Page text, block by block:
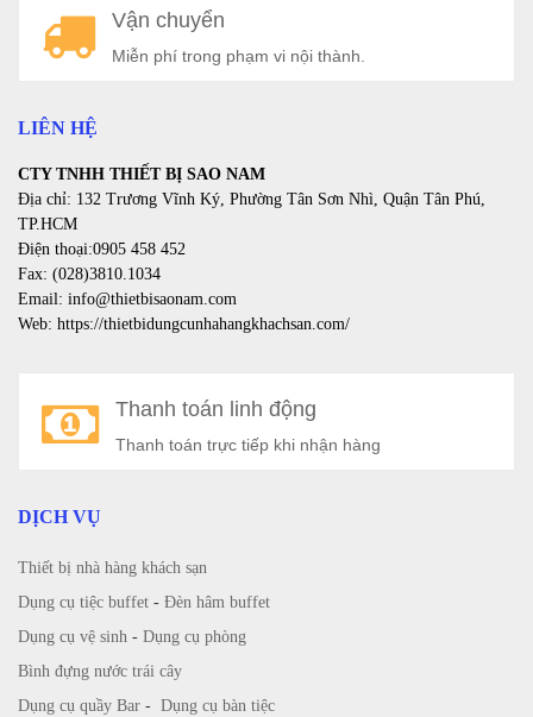
Vận chuyển
Miễn phí trong phạm vi nội thành.
LIÊN HỆ
CTY TNHH THIẾT BỊ SAO NAM
Địa chỉ: 132 Trương Vĩnh Ký, Phường Tân Sơn Nhì, Quận Tân Phú,
TP.HCM
Điện thoại:0905 458 452
Fax: (028)3810.1034
Email: info@thietbisaonam.com
Web: https://thietbidungcunhahangkhachsan.com/
Thanh toán linh động
Thanh toán trực tiếp khi nhận hàng
DỊCH VỤ
Thiết bị nhà hàng khách sạn
Dụng cụ tiệc buffet - Đèn hâm buffet
Dụng cụ vệ sinh - Dụng cụ phòng
Bình đựng nước trái cây
Dụng cụ quầy Bar - Dụng cụ bàn tiệc